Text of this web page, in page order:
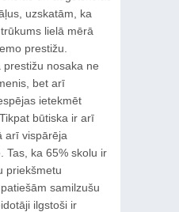
uzskatām, ka
lielā mērā
prestižu.
nosaka ne
bet arī
ietekmēt
būtiska ir arī
arī vispārēja
Tas, ka 65% skolu ir
priekšmetu
samilzušu
ilgstoši ir